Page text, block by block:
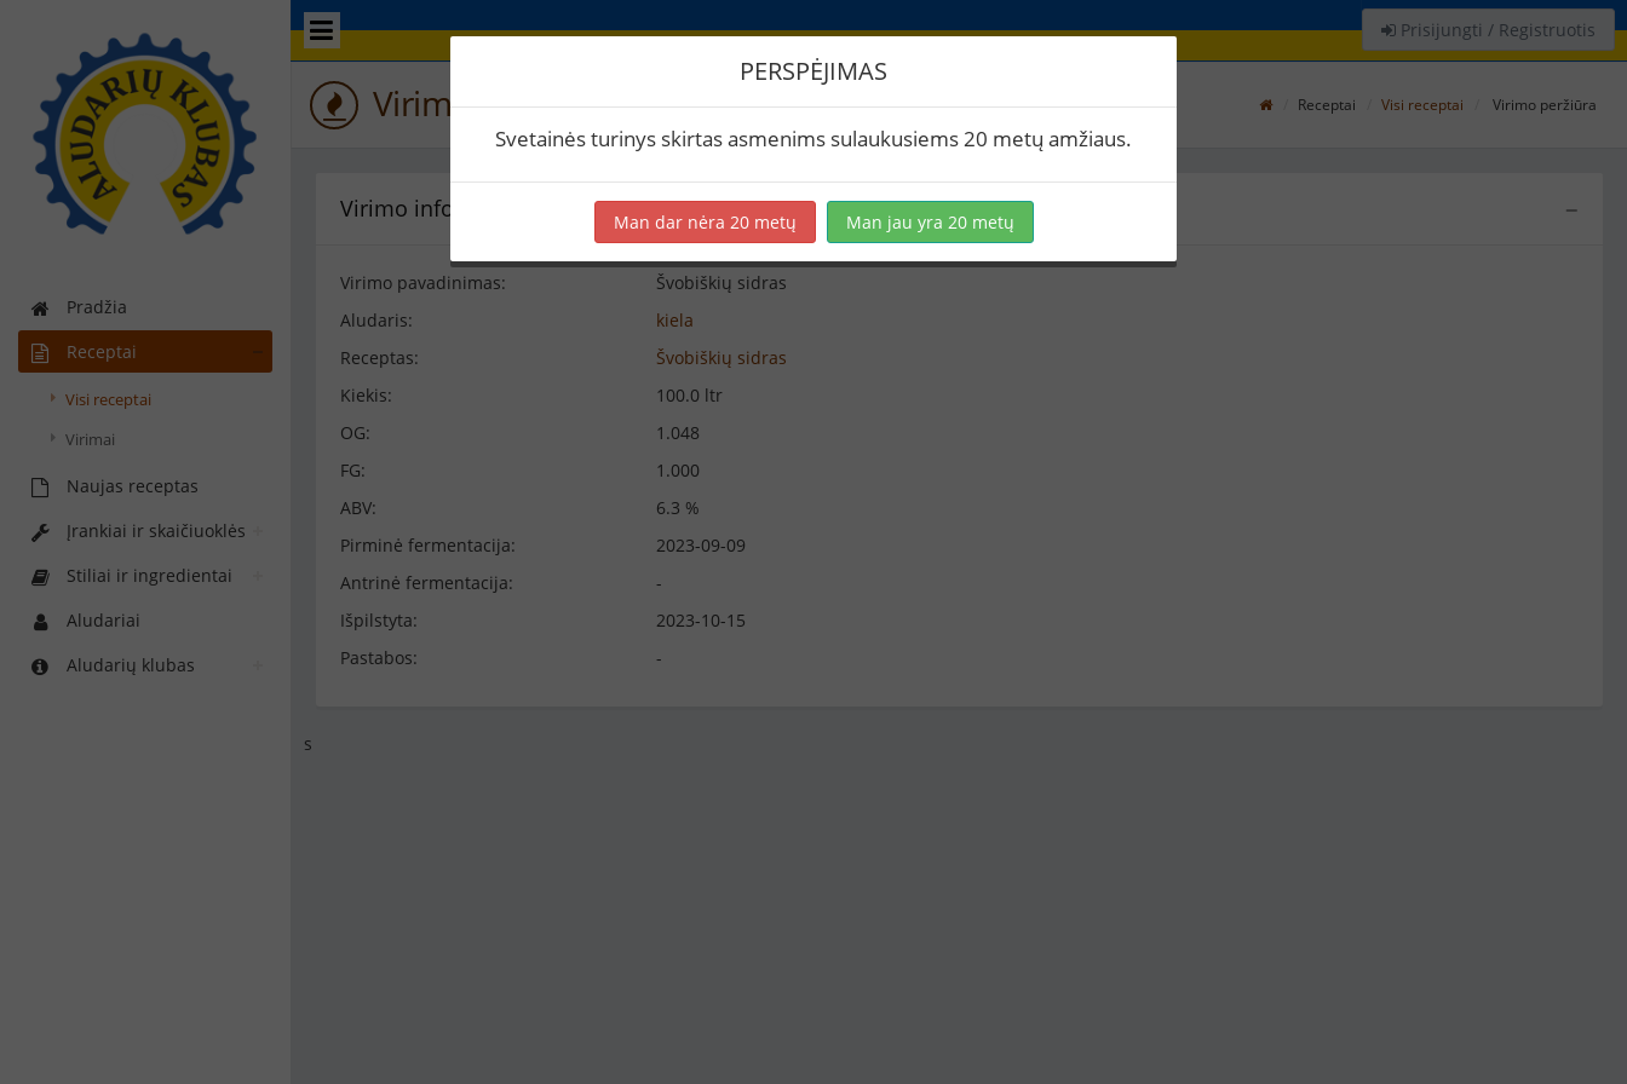
Pradžia
Receptai
Visi receptai
Virimai
Naujas receptas
Įrankiai ir skaičiuoklės
Stiliai ir ingredientai
Aludariai
Aludarių klubas
Prisijungti / Registruotis
Virimo peržiūra Receptai Visi receptai Virimo peržiūra
−
Virimo informacija
Virimo pavadinimas:
Švobiškių sidras
Aludaris:
kiela
Receptas:
Švobiškių sidras
Kiekis:
100.0 ltr
OG:
1.048
FG:
1.000
ABV:
6.3 %
Pirminė fermentacija:
2023-09-09
Antrinė fermentacija:
-
Išpilstyta:
2023-10-15
Pastabos:
-
s
PERSPĖJIMAS
Svetainės turinys skirtas asmenims sulaukusiems 20 metų amžiaus.
Man dar nėra 20 metų Man jau yra 20 metų